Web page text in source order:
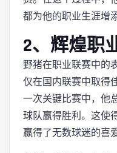
都为他的职业生涯增
2、辉煌职
野猪在职业联赛中的
仅在国内联赛中取得
一次关键比赛中，他
球队赢得胜利。这使
赢得了无数球迷的喜爱